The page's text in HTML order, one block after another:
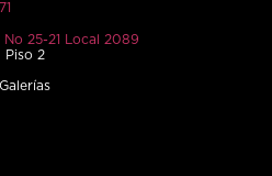
25-21 Local 2089
Piso 2